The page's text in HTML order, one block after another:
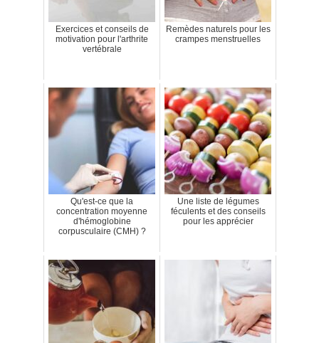
Exercices et conseils de
motivation pour l'arthrite
vertébrale
Remèdes naturels pour les
crampes menstruelles
Qu'est-ce que la
concentration moyenne
d'hémoglobine
corpusculaire (CMH) ?
Une liste de légumes
féculents et des conseils
pour les apprécier